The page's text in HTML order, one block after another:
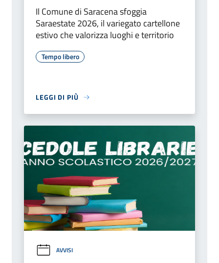
Il Comune di Saracena sfoggia
Saraestate 2026, il variegato cartellone
estivo che valorizza luoghi e territorio
Tempo libero
LEGGI DI PIÙ
AVVISI